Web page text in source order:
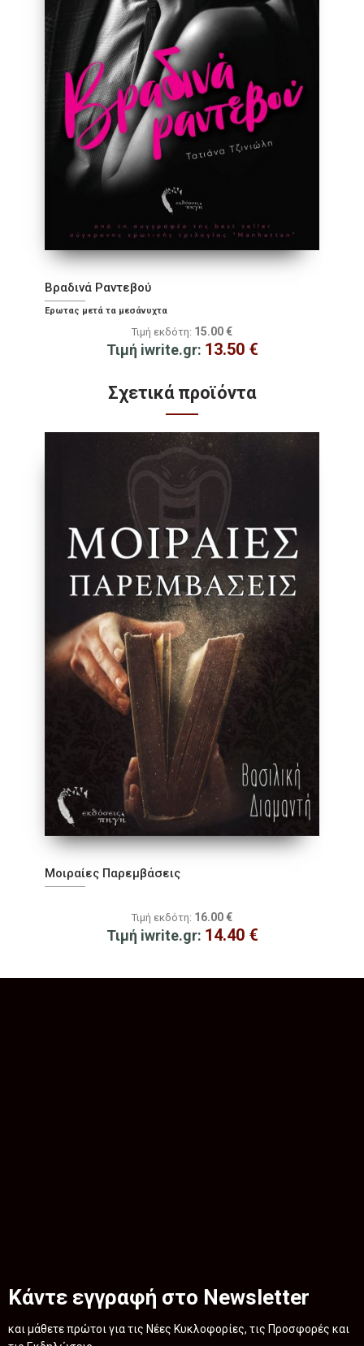
Βραδινά Ραντεβού
Έρωτας μετά τα μεσάνυχτα
Τιμή εκδότη: 15.00 €
Τιμή iwrite.gr: 13.50 €
Σχετικά προϊόντα
Μοιραίες Παρεμβάσεις
Τιμή εκδότη: 16.00 €
Τιμή iwrite.gr: 14.40 €
Κάντε εγγραφή στο Newsletter
και μάθετε πρώτοι για τις Νέες Κυκλοφορίες, τις Προσφορές και